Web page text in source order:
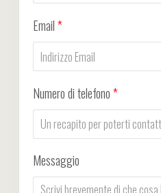
Email*
Numero di telefono*
Messaggio